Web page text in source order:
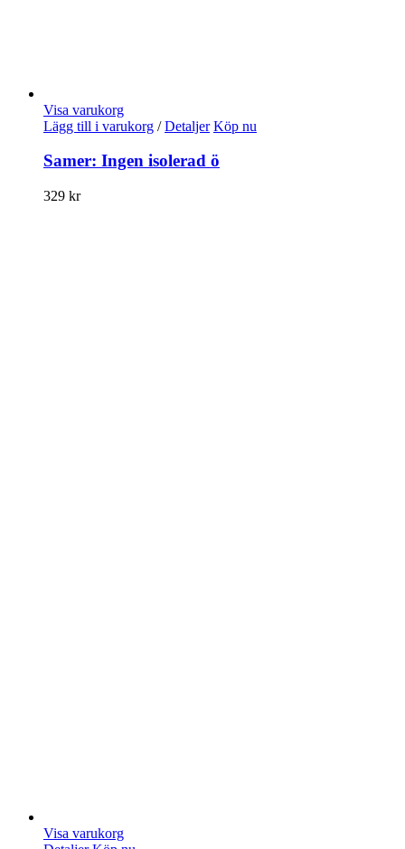
Visa varukorg
Lägg till i varukorg / Detaljer Köp nu
Samer: Ingen isolerad ö
329 kr
Visa varukorg